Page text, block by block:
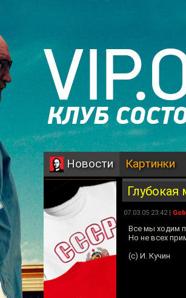
Новости Картинки
07.03.05 23:42 |
Все мы ходим
Но не всех
(с) И. Кучин